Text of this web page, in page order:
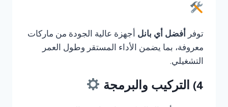
توفر أفضل أي بانل أجهزة عالية الجودة من ماركات
معروفة، بما يضمن الأداء المستقر وطول العمر
التشغيلي.
4) التركيب والبرمجة